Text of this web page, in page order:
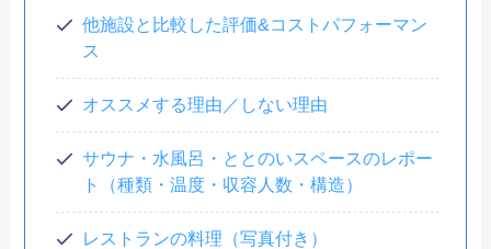
他施設と比較した評価&コストパフォーマン
ス
オススメする理由／しない理由
サウナ・ 水風呂・ととのいスペースのレポー
ト（種類・温度・収容人数・構造）
レストランの料理（写真付き）